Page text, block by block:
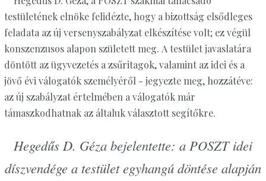
testületének elnöke felidézte, hogy a bizottság elsődleges
feladata az új versenyszabályzat elkészítése volt; ez végül
konszenzusos alapon született meg. A testület javaslatára
döntött az ügyvezetés a zsűritagok, valamint az idei és a
jövő évi válogatók személyéről - jegyezte meg, hozzátéve:
az új szabályzat értelmében a válogatók már
támaszkodhatnak az általuk választott segítőkre.
Hegedűs D. Géza bejelentette: a POSZT idei
díszvendége a testület egyhangú döntése alapján